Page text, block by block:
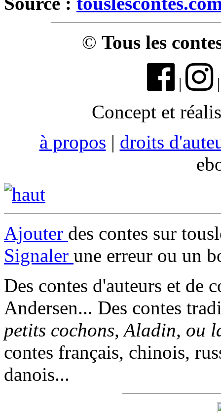
© Tous les
|
Concept et
à propos | droits
Ajouter des contes sur
Signaler une erreur ou un
Des contes d'auteurs et de
Andersen... Des contes
petits cochons, Aladin, ou
contes français, chinois,
danois...